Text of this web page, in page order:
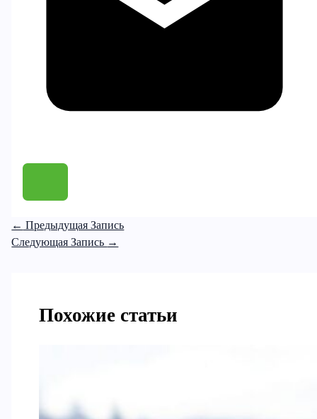
← Предыдущая Запись
Следующая Запись →
Похожие статьи